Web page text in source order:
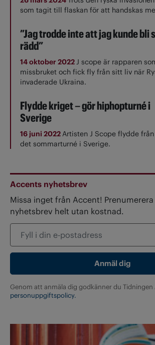
som tagit till flaskan för att handskas
”Jag trodde inte att jag kunde bli
rädd”
14 oktober 2022J scope är rapparen
missbruket och fick fly från sitt liv när
invaderade Ukraina.
Flydde kriget – gör hiphopturné i
Sverige
16 juni 2022Artisten J Scope flydde
det sommarturné i Sverige.
Accents nyhetsbrev
Missa inget från Accent!
nyhetsbrev helt utan kostnad.
Genom att anmäla dig godkänner du Tidningen
personuppgiftspolicy.